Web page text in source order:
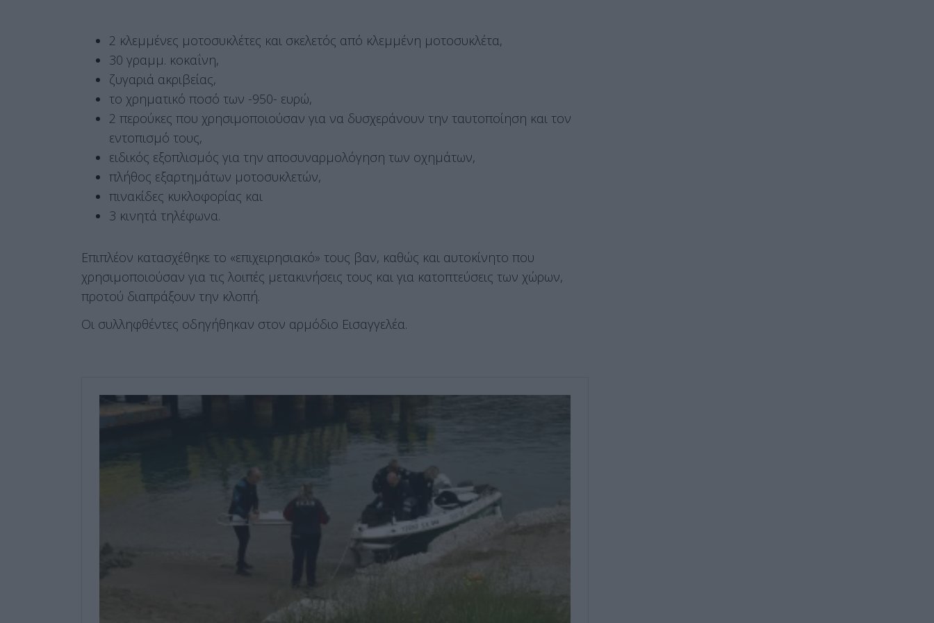
2 κλεμμένες μοτοσυκλέτες και σκελετός από κλεμμένη μοτοσυκλέτα,
30 γραμμ. κοκαΐνη,
ζυγαριά ακριβείας,
το χρηματικό ποσό των -950- ευρώ,
2 περούκες που χρησιμοποιούσαν για να δυσχεράνουν την ταυτοποίηση και τον
εντοπισμό τους,
ειδικός εξοπλισμός για την αποσυναρμολόγηση των οχημάτων,
πλήθος εξαρτημάτων μοτοσυκλετών,
πινακίδες κυκλοφορίας και
3 κινητά τηλέφωνα.
Επιπλέον κατασχέθηκε το «επιχειρησιακό» τους βαν, καθώς και αυτοκίνητο που
χρησιμοποιούσαν για τις λοιπές μετακινήσεις τους και για κατοπτεύσεις των χώρων,
προτού διαπράξουν την κλοπή.
Οι συλληφθέντες οδηγήθηκαν στον αρμόδιο Εισαγγελέα.